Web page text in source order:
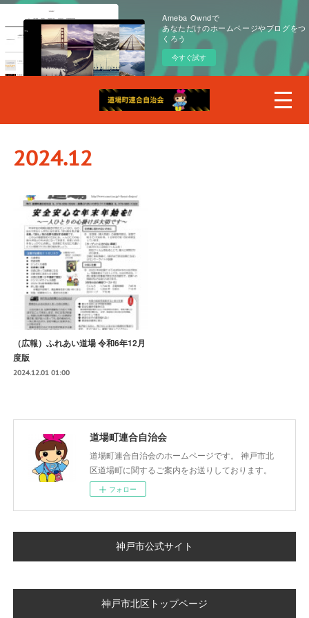
Ameba Owndで
あなただけのホームページやブログをつ
くろう
今すぐ試す
2024.12
（広報）ふれあい道場 令和6年12月
度版
2024.12.01 01:00
道場町連合自治会
道場町連合自治会のホームページです。 神戸市北
区道場町に関するご案内をお送りしております。
フォロー
神戸市公式サイト
神戸市北区トップページ